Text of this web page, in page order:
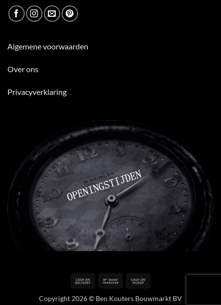
Algemene voorwaarden
Over ons
Privacyverklaring
Cash
Delivery
Bank
Pickup
Copyright 2026 © Ben Kouters Bouwmarkt BV